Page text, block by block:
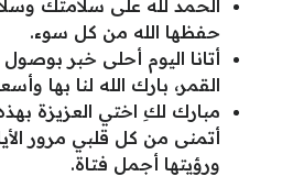
الحمد لله على سلامتك
حفظها الله من كل سوء.
أتانا اليوم أحلى خبر
القمر، بارك الله لنا بها
مبارك لكِ اختي العزيزة
أتمنى من كل قلبي مرور
ورؤيتها أجمل فتاة.